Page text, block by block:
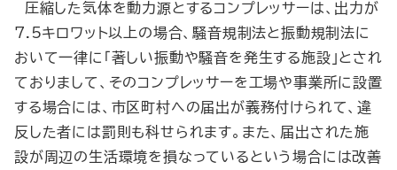
圧縮した気体を動力源とするコンプレッサーは、出力が
7.5キロワット以上の場合、騒音規制法と振動規制法に
おいて一律に「著しい振動や騒音を発生する施設」とされ
ておりまして、そのコンプレッサーを工場や事業所に設置
する場合には、市区町村への届出が義務付けられて、違
反した者には罰則も科せられます。また、届出された施
設が周辺の生活環境を損なっているという場合には改善